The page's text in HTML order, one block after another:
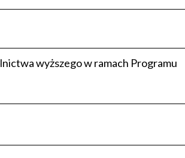
wyższego w ramach Programu